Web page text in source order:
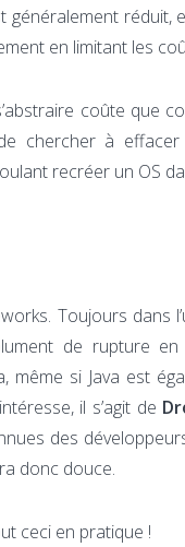
généralement
en limitant les
coûte que
chercher à
recréer un OS
Toujours dans
de rupture
même si Java est
il s’agit de
des
donc douce.
ceci en pratique !